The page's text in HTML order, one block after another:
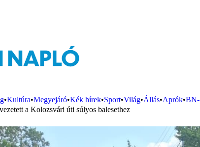
•Kultúra•Megyejáró•Kék hírek•Sport•Világ•Állás•Aprók•
a Kolozsvári úti súlyos balesethez